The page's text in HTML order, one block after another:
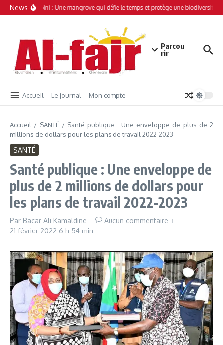
Aller au contenu
News
Simamboini : Une mangrove qui défie le temps et protège une biodiversité
Parcou
rir
Accueil Le journal Mon compte
Accueil / SANTÉ/ Santé publique : Une enveloppe de plus de 2
millions de dollars pour les plans de travail 2022-2023
SANTÉ
Santé publique : Une enveloppe de
plus de 2 millions de dollars pour
les plans de travail 2022-2023
Par Bacar Ali Kamaldine
Aucun commentaire
21 février 2022 6 h 54 min